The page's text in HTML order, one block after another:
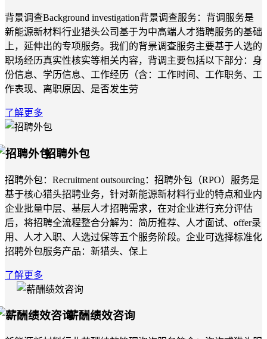
背景调查Background investigation背景调查服务：背调服务是
新能源新材料行业猎头公司基于为中高端人才猎聘服务的基础
上，延伸出的专项服务。我们的背景调查服务主要基于人选的
职场经历真实性核实等相关内容，背调主要包括以下部分：身
份信息、学历信息、工作经历（含：工作时间、工作职务、工
作表现、离职原因、是否发生劳
了解更多
招聘外包
招聘外包：Recruitment outsourcing：招聘外包（RPO）服务是
基于核心猎头招聘业务，针对新能源新材料行业的特点和业内
企业批量中层、基层人才招聘需求，在对企业进行充分评估
后，将招聘全流程整合分解为：简历推荐、人才面试、offer录
用、人才入职、人选过保等五个服务阶段。企业可选择标准化
招聘外包服务产品：新猎头、保上
了解更多
薪酬绩效咨询